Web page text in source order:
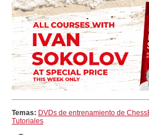
Temas: DVDs de entrenamiento de
Tutoriales